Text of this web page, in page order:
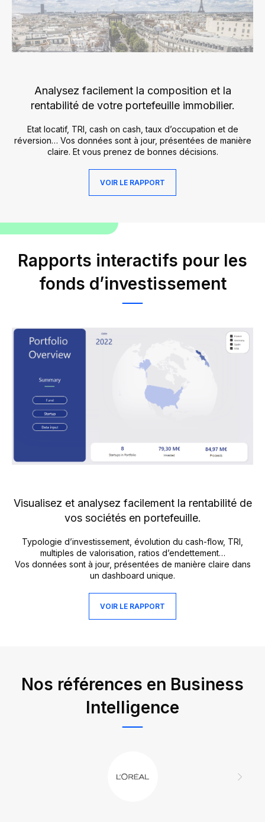
Analysez facilement la composition et la
rentabilité de votre portefeuille immobilier.
Etat locatif, TRI, cash on cash, taux d’occupation et de
réversion… Vos données sont à jour, présentées de manière
claire. Et vous prenez de bonnes décisions.
VOIR LE RAPPORT
Rapports interactifs pour les
fonds d’investissement
Visualisez et analysez facilement la rentabilité de
vos sociétés en portefeuille.
Typologie d’investissement, évolution du cash-flow, TRI,
multiples de valorisation, ratios d’endettement…
Vos données sont à jour, présentées de manière claire dans
un dashboard unique.
VOIR LE RAPPORT
Nos références en Business
Intelligence